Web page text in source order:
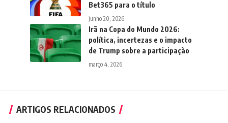
Bet365 para o título
junho 20, 2026
Irã na Copa do Mundo 2026:
política, incertezas e o impacto
de Trump sobre a participação
março 4, 2026
ARTIGOS RELACIONADOS